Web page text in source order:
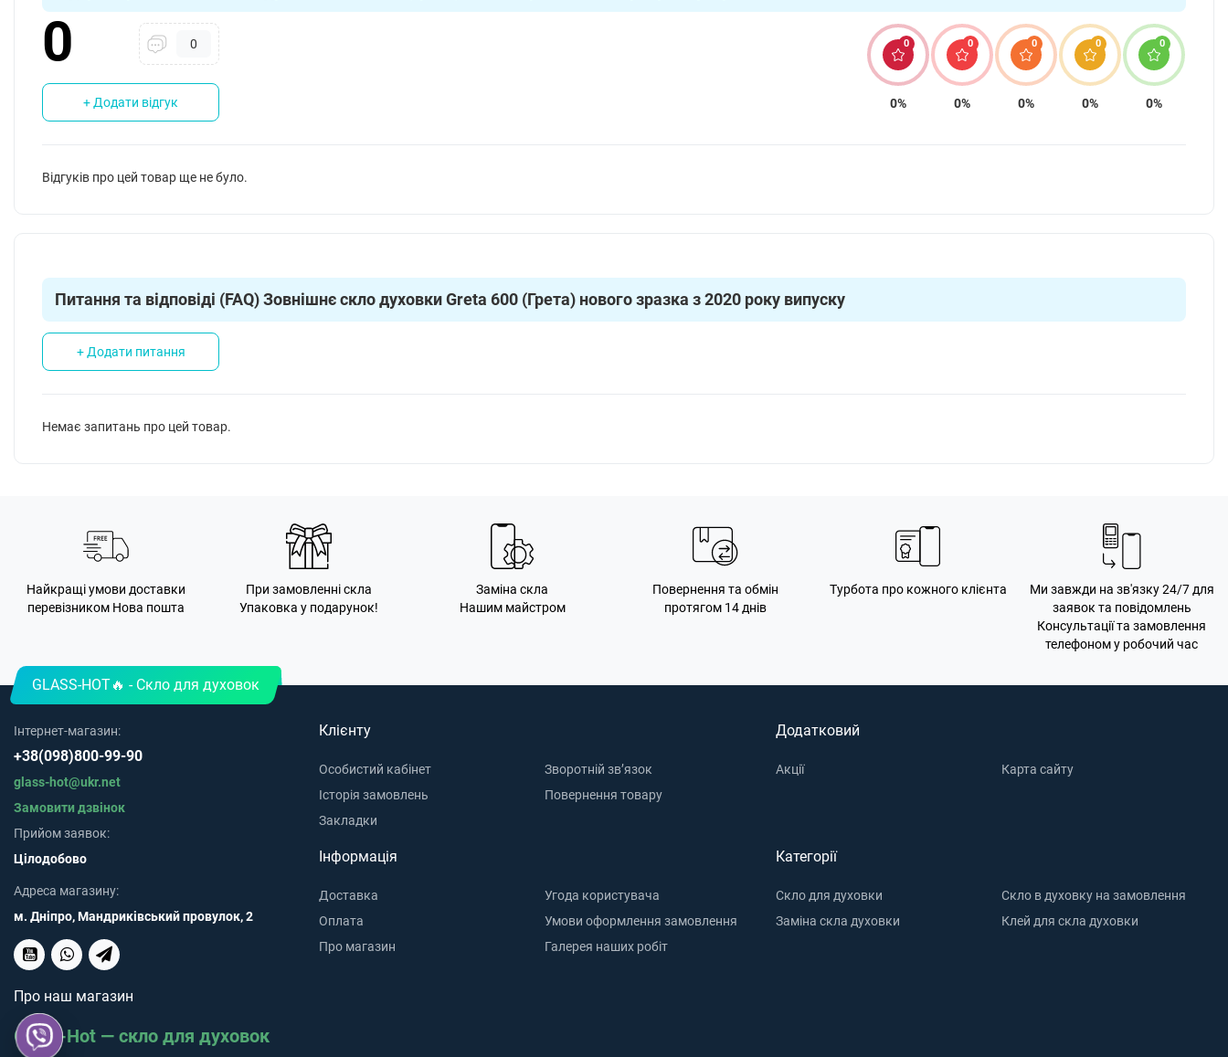
0 0
+ Додати відгук
0
0%
0
0%
0
0%
0
0%
0
0%
Відгуків про цей товар ще не було.
Питання та відповіді (FAQ) Зовнішнє скло духовки Greta 600 (Грета) нового зразка з 2020 року випуску
+ Додати питання
Немає запитань про цей товар.
Найкращі умови доставки
перевізником Нова пошта
При замовленні скла
Упаковка у подарунок!
Заміна скла
Нашим майстром
Повернення та обмін
протягом 14 днів
Турбота про кожного клієнта
Ми завжди на зв'язку 24/7 для
заявок та повідомлень
Консультації та замовлення
телефоном у робочий час
GLASS-HOT🔥 - Скло для духовок
Інтернет-магазин:
+38(098)800-99-90
glass-hot@ukr.net
Замовити дзвінок
Прийом заявок:
Цілодобово
Адреса магазину:
м. Дніпро, Мандриківський провулок, 2
Клієнту
Особистий кабінет
Історія замовлень
Закладки
Зворотній зв’язок
Повернення товару
Додатковий
Акції Карта сайту
Інформація
Доставка
Оплата
Про магазин
Угода користувача
Умови оформлення замовлення
Галерея наших робіт
Категорії
Скло для духовки
Заміна скла духовки
Скло в духовку на замовлення
Клей для скла духовки
Про наш магазин
Glass-Hot — скло для духовок